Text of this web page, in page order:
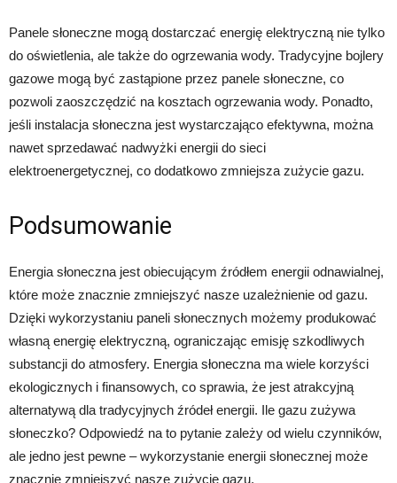
Panele słoneczne mogą dostarczać energię elektryczną nie tylko
do oświetlenia, ale także do ogrzewania wody. Tradycyjne bojlery
gazowe mogą być zastąpione przez panele słoneczne, co
pozwoli zaoszczędzić na kosztach ogrzewania wody. Ponadto,
jeśli instalacja słoneczna jest wystarczająco efektywna, można
nawet sprzedawać nadwyżki energii do sieci
elektroenergetycznej, co dodatkowo zmniejsza zużycie gazu.
Podsumowanie
Energia słoneczna jest obiecującym źródłem energii odnawialnej,
które może znacznie zmniejszyć nasze uzależnienie od gazu.
Dzięki wykorzystaniu paneli słonecznych możemy produkować
własną energię elektryczną, ograniczając emisję szkodliwych
substancji do atmosfery. Energia słoneczna ma wiele korzyści
ekologicznych i finansowych, co sprawia, że jest atrakcyjną
alternatywą dla tradycyjnych źródeł energii. Ile gazu zużywa
słoneczko? Odpowiedź na to pytanie zależy od wielu czynników,
ale jedno jest pewne – wykorzystanie energii słonecznej może
znacznie zmniejszyć nasze zużycie gazu.